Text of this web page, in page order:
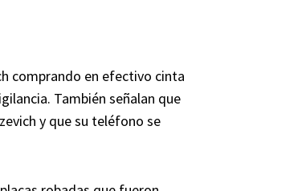
comprando en efectivo cinta
También señalan que
y que su teléfono se